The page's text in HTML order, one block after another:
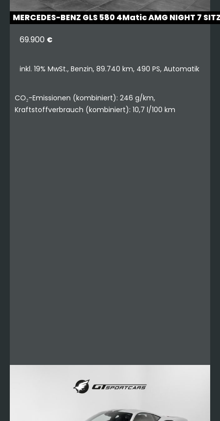
MERCEDES-BENZ GLS 580 4Matic AMG NIGHT 7
69.900 €
inkl. 19% MwSt., Benzin, 89.740 km, 490 PS, Automatik
CO₂-Emissionen (kombiniert): 246 g/km,
Kraftstoffverbrauch (kombiniert): 10,7 l/100 km